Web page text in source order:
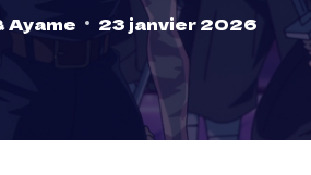
Ayame 23 janvier 2026